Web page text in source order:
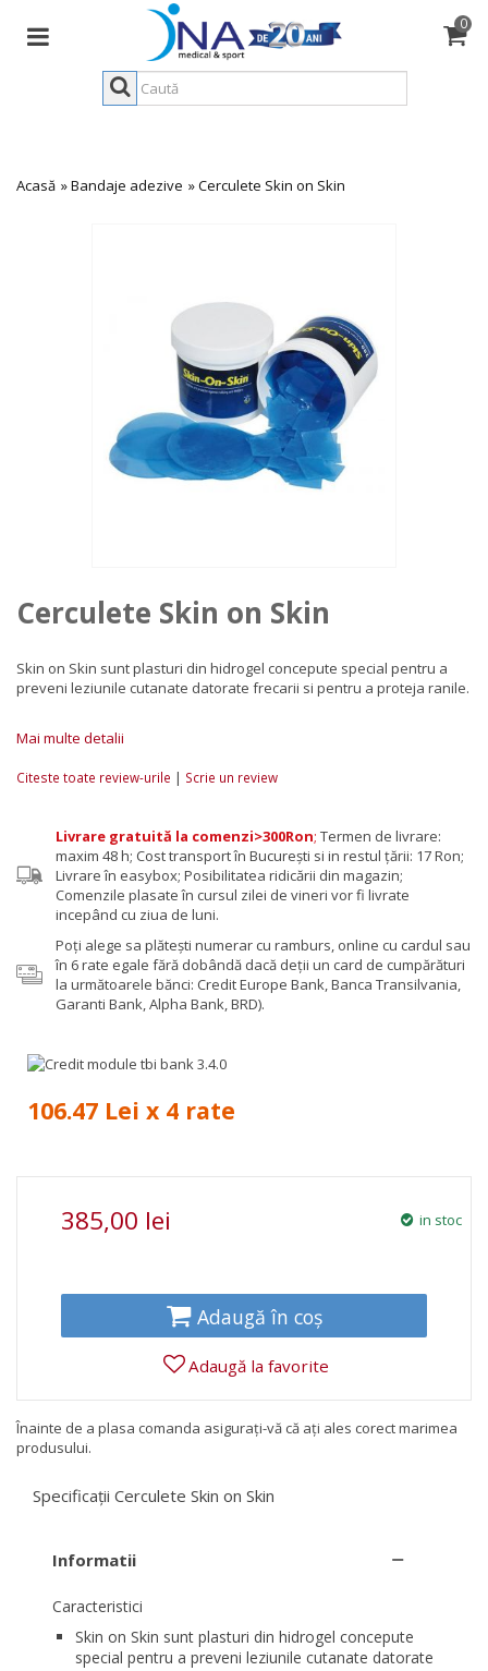
0
Acasă »Bandaje adezive »Cerculete Skin on Skin
Cerculete Skin on Skin
Skin on Skin sunt plasturi din hidrogel concepute special pentru a
preveni leziunile cutanate datorate frecarii si pentru a proteja ranile.
Mai multe detalii
Citeste toate review-urile | Scrie un review
Livrare gratuită la comenzi>300Ron; Termen de livrare:
maxim 48 h; Cost transport în București si in restul țării: 17 Ron;
Livrare în easybox; Posibilitatea ridicării din magazin;
Comenzile plasate în cursul zilei de vineri vor fi livrate
incepând cu ziua de luni.
Poţi alege sa plăteşti numerar cu ramburs, online cu cardul sau
în 6 rate egale fără dobândă dacă deții un card de cumpărături
la următoarele bănci: Credit Europe Bank, Banca Transilvania,
Garanti Bank, Alpha Bank, BRD).
106.47 Lei x 4 rate
385,00 lei in stoc
Adaugă în coș
Adaugă la favorite
Înainte de a plasa comanda asigurați-vă că ați ales corect marimea
produsului.
Specificații Cerculete Skin on Skin
Informatii
Caracteristici
Skin on Skin sunt plasturi din hidrogel concepute
special pentru a preveni leziunile cutanate datorate